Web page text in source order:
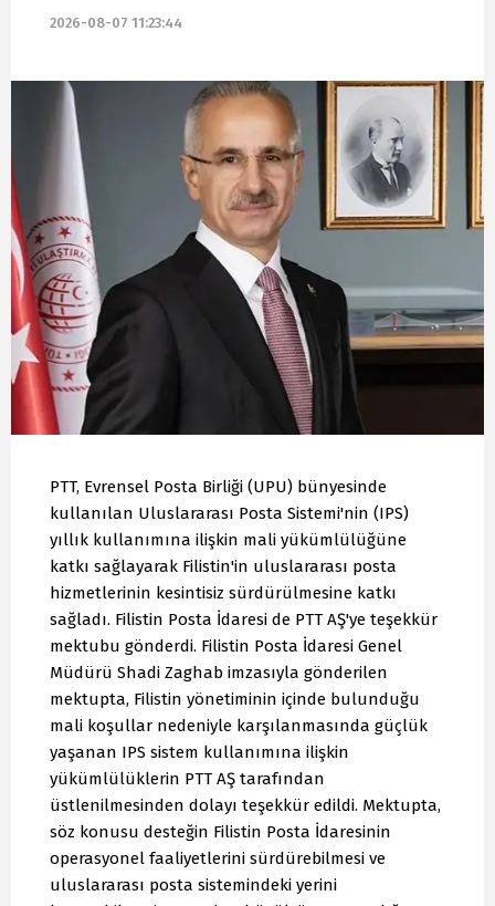
2026-08-07 11:23:44
PTT, Evrensel Posta Birliği (UPU) bünyesinde
kullanılan Uluslararası Posta Sistemi'nin (IPS)
yıllık kullanımına ilişkin mali yükümlülüğüne
katkı sağlayarak Filistin'in uluslararası posta
hizmetlerinin kesintisiz sürdürülmesine katkı
sağladı. Filistin Posta İdaresi de PTT AŞ'ye teşekkür
mektubu gönderdi. Filistin Posta İdaresi Genel
Müdürü Shadi Zaghab imzasıyla gönderilen
mektupta, Filistin yönetiminin içinde bulunduğu
mali koşullar nedeniyle karşılanmasında güçlük
yaşanan IPS sistem kullanımına ilişkin
yükümlülüklerin PTT AŞ tarafından
üstlenilmesinden dolayı teşekkür edildi. Mektupta,
söz konusu desteğin Filistin Posta İdaresinin
operasyonel faaliyetlerini sürdürebilmesi ve
uluslararası posta sistemindeki yerini